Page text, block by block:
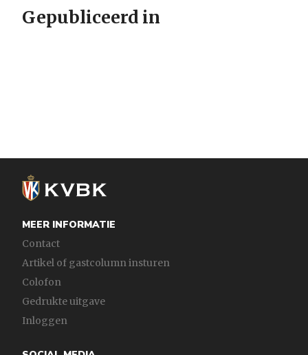
Gepubliceerd in
MEER INFORMATIE
Contact
Artikel of gastcolumn insturen
Colofon
Gedrukte uitgave
Inloggen